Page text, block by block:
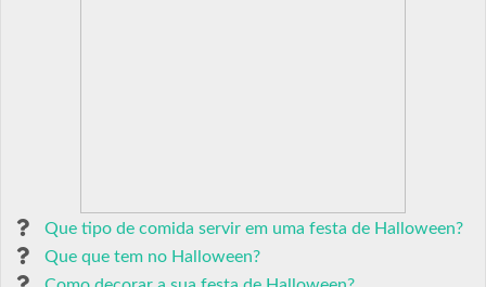
Que tipo de comida servir em uma festa de Halloween?
Que que tem no Halloween?